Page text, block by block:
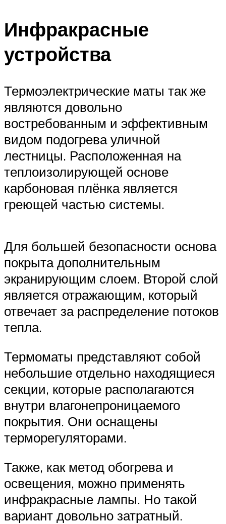
Инфракрасные
устройства
Термоэлектрические маты так же
являются довольно
востребованным и эффективным
видом подогрева уличной
лестницы. Расположенная на
теплоизолирующей основе
карбоновая плёнка является
греющей частью системы.
Для большей безопасности основа
покрыта дополнительным
экранирующим слоем. Второй слой
является отражающим, который
отвечает за распределение потоков
тепла.
Термоматы представляют собой
небольшие отдельно находящиеся
секции, которые располагаются
внутри влагонепроницаемого
покрытия. Они оснащены
терморегуляторами.
Также, как метод обогрева и
освещения, можно применять
инфракрасные лампы. Но такой
вариант довольно затратный.